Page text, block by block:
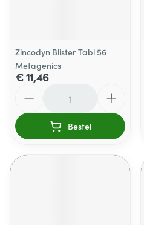
Zincodyn Blister Tabl 56
Metagenics
€ 11,46
Bestel